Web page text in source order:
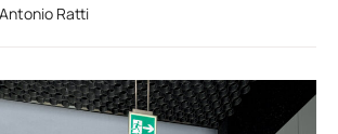
Antonio Ratti